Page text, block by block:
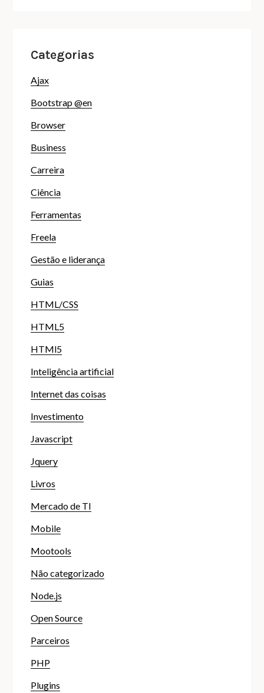
Categorias
Ajax
Bootstrap @en
Browser
Business
Carreira
Ciência
Ferramentas
Freela
Gestão e liderança
Guias
HTML/CSS
HTML5
HTMl5
Inteligência artificial
Internet das coisas
Investimento
Javascript
Jquery
Livros
Mercado de TI
Mobile
Mootools
Não categorizado
Node.js
Open Source
Parceiros
PHP
Plugins